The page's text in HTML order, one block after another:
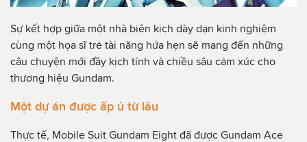
Sự kết hợp giữa một nhà biên kịch dày dạn kinh nghiệm
cùng một họa sĩ trẻ tài năng hứa hẹn sẽ mang đến những
câu chuyện mới đầy kịch tính và chiều sâu cảm xúc cho
thương hiệu Gundam.
Một dự án được ấp ủ từ lâu
Thực tế, Mobile Suit Gundam Eight đã được Gundam Ace